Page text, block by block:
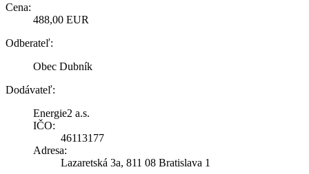
Cena:
488,00 EUR
Odberateľ:
Obec Dubník
Dodávateľ:
Energie2 a.s.
IČO:
46113177
Adresa:
Lazaretská 3a, 811 08 Bratislava 1